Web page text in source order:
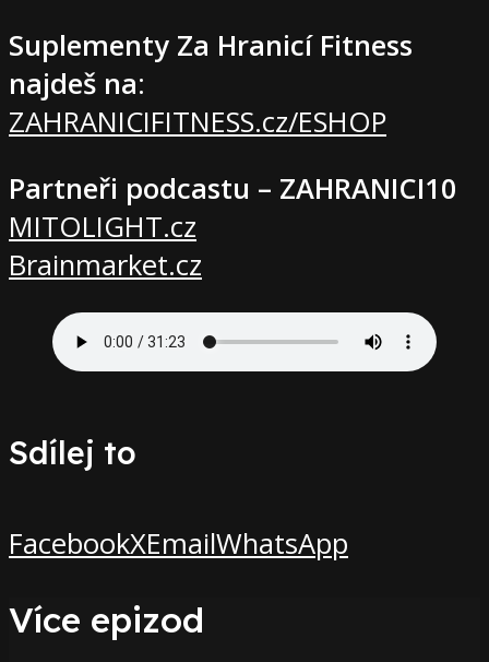
Suplementy Za Hranicí Fitness
najdeš na:
ZAHRANICIFITNESS.cz/ESHOP
Partneři podcastu – ZAHRANICI10
MITOLIGHT.cz
Brainmarket.cz
Sdílej to
FacebookXEmailWhatsApp
Více epizod